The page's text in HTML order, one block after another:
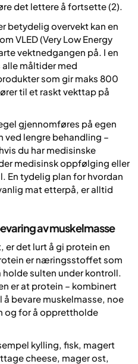
det lettere å fortsette (2).
betydelig overvekt kan en
VLED (Very Low Energy
vektnedgangen på. I en
måltider med
som gir maks 800
til et raskt vekttap på
gjennomføres på egen
ved lengre behandling –
du har medisinske
medisinsk oppfølging eller
En tydelig plan for hvordan
mat etterpå, er alltid
av muskelmasse
er det lurt å gi protein en
er næringsstoffet som
sulten under kontroll.
er at protein – kombinert
bevare muskelmasse, noe
og for å opprettholde
kylling, fisk, magert
cheese, mager ost,